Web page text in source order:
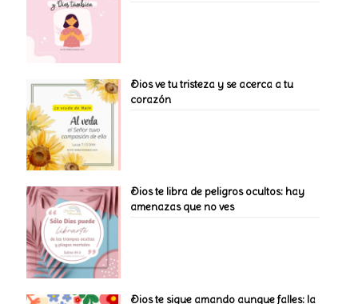
Dios ve tu tristeza y se acerca a tu
corazón
Dios te libra de peligros ocultos: hay
amenazas que no ves
Dios te sigue amando aunque falles: la